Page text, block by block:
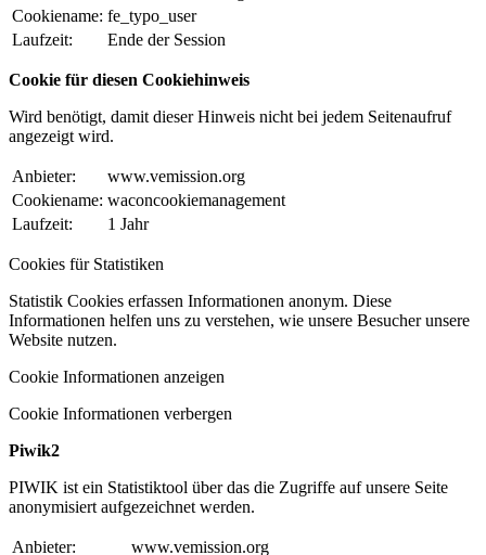
Cookiename: fe_typo_user
Laufzeit:
Ende der Session
Cookie für diesen Cookiehinweis
Wird benötigt, damit dieser Hinweis nicht bei jedem Seitenaufruf
angezeigt wird.
Anbieter:
www.vemission.org
Cookiename: waconcookiemanagement
Laufzeit:
1 Jahr
Cookies für Statistiken
Statistik Cookies erfassen Informationen anonym. Diese
Informationen helfen uns zu verstehen, wie unsere Besucher unsere
Website nutzen.
Cookie Informationen anzeigen
Cookie Informationen verbergen
Piwik2
PIWIK ist ein Statistiktool über das die Zugriffe auf unsere Seite
anonymisiert aufgezeichnet werden.
Anbieter:
www.vemission.org